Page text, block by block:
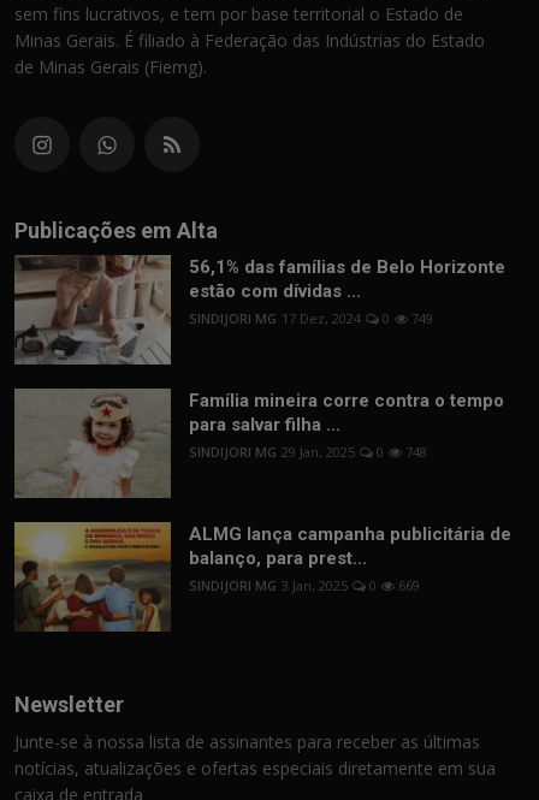
sem fins lucrativos, e tem por base territorial o Estado de
Minas Gerais. É filiado à Federação das Indústrias do Estado
de Minas Gerais (Fiemg).
Publicações em Alta
56,1% das famílias de Belo Horizonte
estão com dívidas ...
SINDIJORI MG 17 Dez, 2024 0 749
Família mineira corre contra o tempo
para salvar filha ...
SINDIJORI MG 29 Jan, 2025 0 748
ALMG lança campanha publicitária de
balanço, para prest...
SINDIJORI MG 3 Jan, 2025 0 669
Newsletter
Junte-se à nossa lista de assinantes para receber as últimas
notícias, atualizações e ofertas especiais diretamente em sua
caixa de entrada